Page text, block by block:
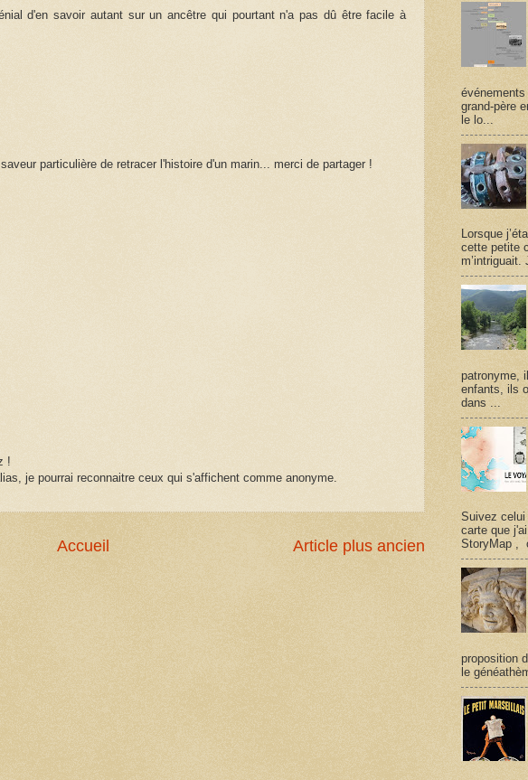
d'en savoir autant sur un ancêtre qui pourtant n'a pas dû être facile à
particulière de retracer l'histoire d'un marin... merci de partager !
!
je pourrai reconnaitre ceux qui s'affichent comme anonyme.
Article plus ancien
Accueil
grand-père
le lo...
Lorsque
cette petite
m’intriguait.
patronyme,
enfants, ils
dans ...
Suivez
carte que
StoryMap ,
proposition
le